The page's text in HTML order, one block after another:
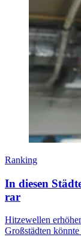
Ranking
In diesen
rar
Hitzewellen
Großstädten